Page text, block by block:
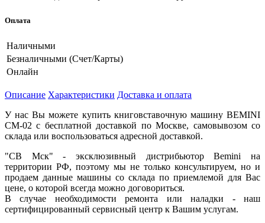
Оплата
Наличными
Безналичными (Счет/Карты)
Онлайн
Описание Характеристики Доставка и оплата
У нас Вы можете купить книговставочную машину BEMINI
CM-02 с бесплатной доставкой по Москве, самовывозом со
склада или воспользоваться адресной доставкой.
"СВ Мск" - эксклюзивный дистрибьютор Bemini на
территории РФ, поэтому мы не только консультируем, но и
продаем данные машины со склада по приемлемой для Вас
цене, о которой всегда можно договориться.
В случае необходимости ремонта или наладки - наш
сертифицированный сервисный центр к Вашим услугам.